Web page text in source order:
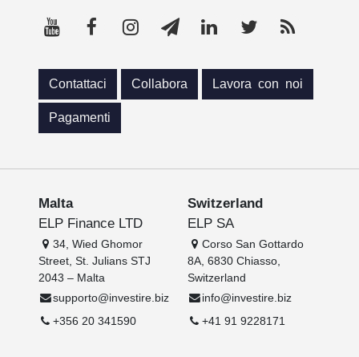
Contattaci Collabora Lavora con noi
Pagamenti
Malta
ELP Finance LTD
34, Wied Ghomor
Street, St. Julians STJ
2043 – Malta
supporto@investire.biz
+356 20 341590
Switzerland
ELP SA
Corso San Gottardo
8A, 6830 Chiasso,
Switzerland
info@investire.biz
+41 91 9228171